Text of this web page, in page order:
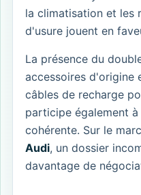
la climatisation et les
d'usure jouent en
La présence du
accessoires d'origine
câbles de recharge
participe également
cohérente. Sur le
Audi, un dossier
davantage de